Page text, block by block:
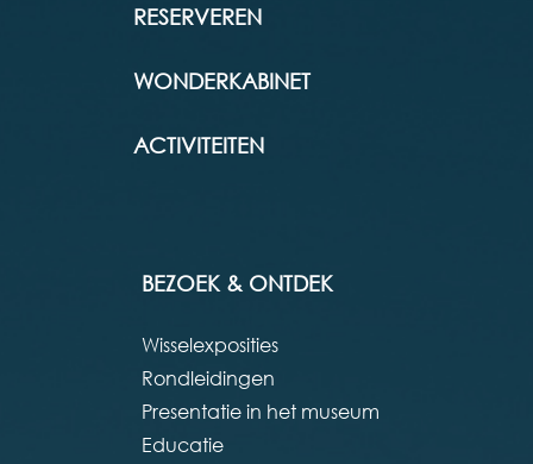
RESERVEREN
WONDERKABINET
ACTIVITEITEN
BEZOEK & ONTDEK
Wisselexposities
Rondleidingen
Presentatie in het museum
Educatie